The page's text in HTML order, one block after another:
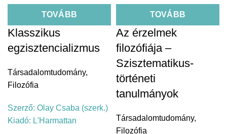
TOVÁBB
Klasszikus
egzisztencializmus
Társadalomtudomány,
Filozófia
Szerző: Olay Csaba (szerk.)
Kiadó: L'Harmattan
TOVÁBB
Az érzelmek
filozófiája –
Szisztematikus-
történeti
tanulmányok
Társadalomtudomány,
Filozófia